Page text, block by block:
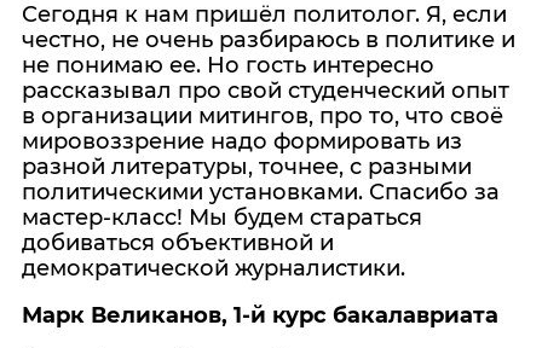
Сегодня к нам пришёл политолог. Я, если
честно, не очень разбираюсь в политике и
не понимаю ее. Но гость интересно
рассказывал про свой студенческий опыт
в организации митингов, про то, что своё
мировоззрение надо формировать из
разной литературы, точнее, с разными
политическими установками. Спасибо за
мастер-класс! Мы будем стараться
добиваться объективной и
демократической журналистики.
Марк Великанов, 1-й курс бакалавриата